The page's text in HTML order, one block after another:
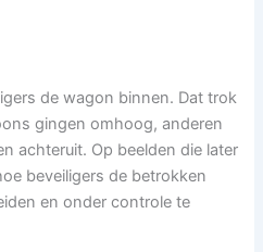
de wagon binnen. Dat trok
gingen omhoog, anderen
achteruit. Op beelden die later
beveiligers de betrokken
en onder controle te